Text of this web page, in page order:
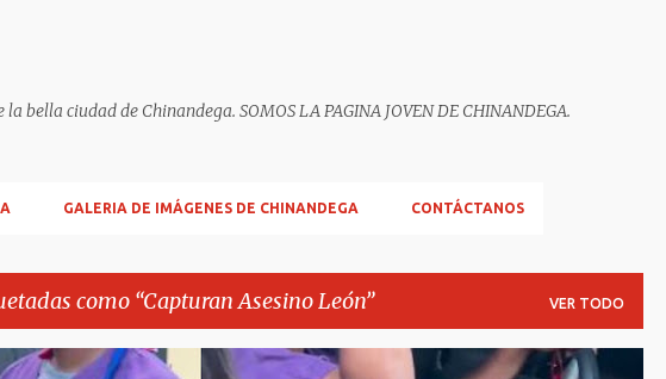
bella ciudad de Chinandega. SOMOS LA PAGINA JOVEN DE CHINANDEGA.
GALERIA DE IMÁGENES DE CHINANDEGA CONTÁCTANOS
como Capturan Asesino León VER TODO